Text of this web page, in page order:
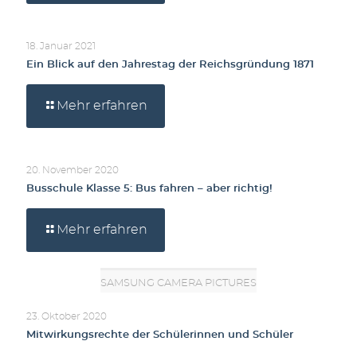
18. Januar 2021
Ein Blick auf den Jahrestag der Reichsgründung 1871
Mehr erfahren
20. November 2020
Busschule Klasse 5: Bus fahren – aber richtig!
Mehr erfahren
SAMSUNG CAMERA PICTURES
23. Oktober 2020
Mitwirkungsrechte der Schülerinnen und Schüler